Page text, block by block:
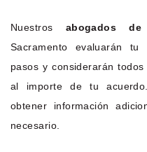
Nuestros abogados
Sacramento evaluarán
pasos y considerarán
al importe de tu
obtener información
necesario.